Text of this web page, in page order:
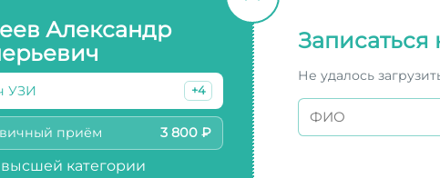
Александр
УЗИ +4
приём 3 800 ₽
категории
Не удалось